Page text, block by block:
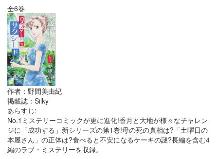
全6巻
作者：野間美由紀
掲載誌：Silky
あらすじ:
No.1ミステリーコミックが更に進化!香月と大地が様々なチャレン
ジに「成功する」新シリーズの第1巻!母の死の真相は?「土曜日の
本屋さん」の正体は?食べると不安になるケーキの謎?長編を含む4
編のラブ・ミステリーを収録。